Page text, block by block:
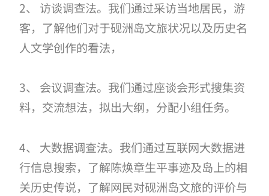
2、 访谈调查法。我们通过采访当地居民，游
客，了解他们对于砚洲岛文旅状况以及历史名
人文学创作的看法，
3、 会议调查法。我们通过座谈会形式搜集资
料，交流想法，拟出大纲，分配小组任务。
4、 大数据调查法。我们通过互联网大数据进
行信息搜索，了解陈焕章生平事迹及岛上的相
关历史传说，了解网民对砚洲岛文旅的评价与